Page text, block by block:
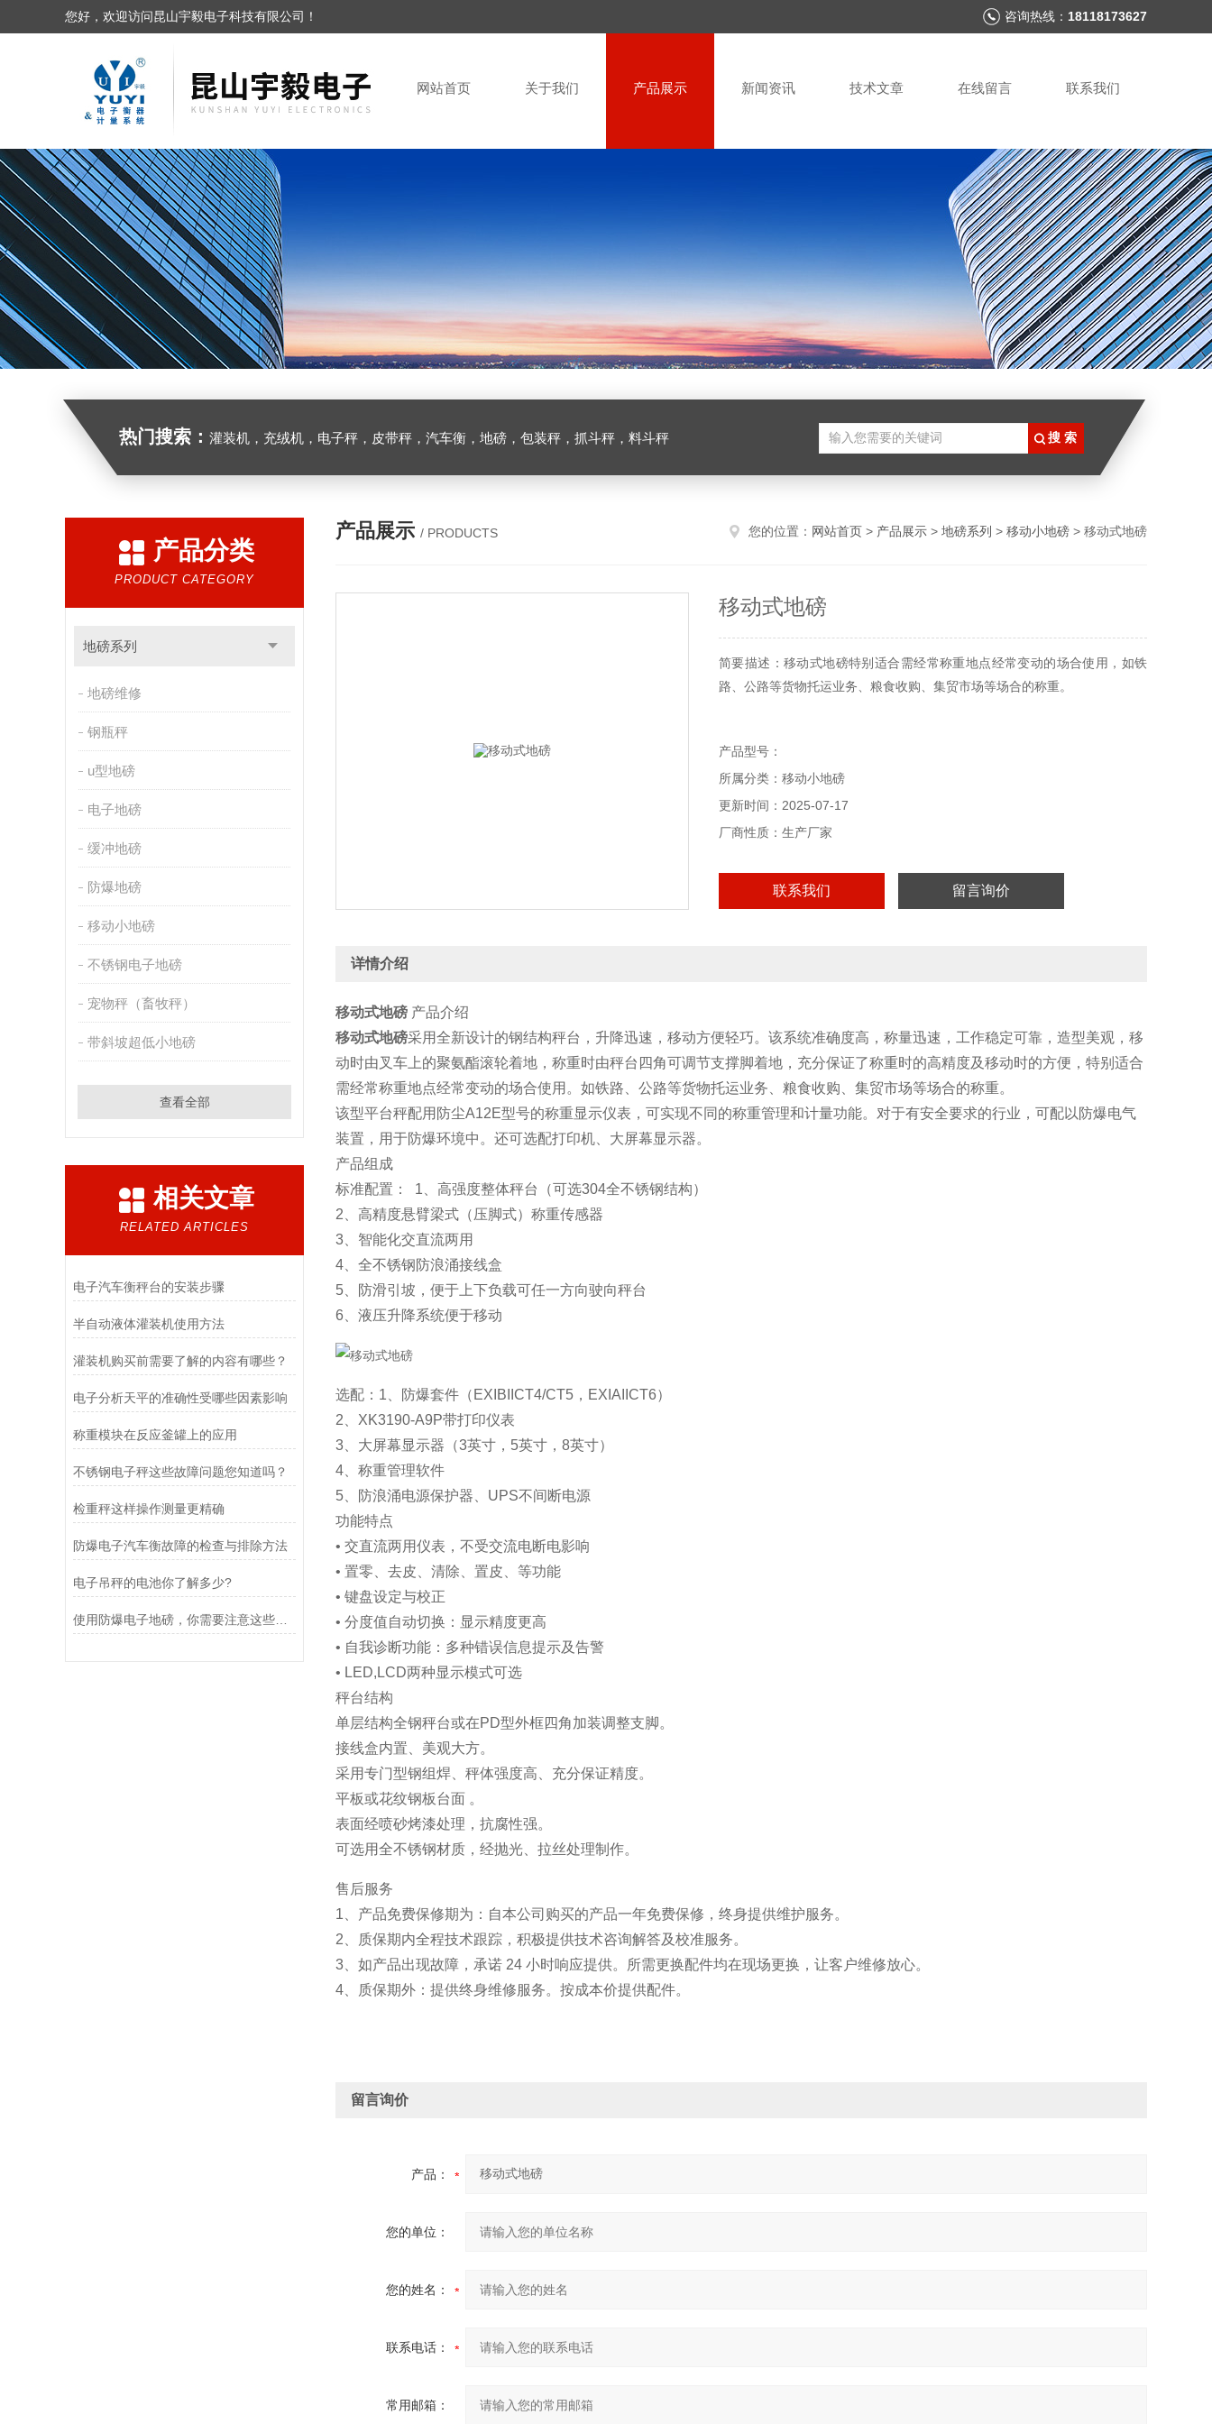
您好，欢迎访问昆山宇毅电子科技有限公司！ 咨询热线： 18118173627
网站首页 关于我们 产品展示 新闻资讯 技术文章 在线留言 联系我们
热门搜索： 灌装机，充绒机，电子秤，皮带秤，汽车衡，地磅，包装秤，抓斗秤，料斗秤
产品分类
PRODUCT CATEGORY
地磅系列
地磅维修
钢瓶秤
u型地磅
电子地磅
缓冲地磅
防爆地磅
移动小地磅
不锈钢电子地磅
宠物秤（畜牧秤）
带斜坡超低小地磅
查看全部
相关文章
RELATED ARTICLES
电子汽车衡秤台的安装步骤
半自动液体灌装机使用方法
灌装机购买前需要了解的内容有哪些？
电子分析天平的准确性受哪些因素影响
称重模块在反应釜罐上的应用
不锈钢电子秤这些故障问题您知道吗？
检重秤这样操作测量更精确
防爆电子汽车衡故障的检查与排除方法
电子吊秤的电池你了解多少?
使用防爆电子地磅，你需要注意这些事项
产品展示 / PRODUCTS 您的位置： 网站首页 > 产品展示 > 地磅系列 > 移动小地磅 > 移动式地磅
移动式地磅
简要描述：移动式地磅特别适合需经常称重地点经常变动的场合使用，如铁
路、公路等货物托运业务、粮食收购、集贸市场等场合的称重。
产品型号：
所属分类：移动小地磅
更新时间：2025-07-17
厂商性质：生产厂家
联系我们 留言询价
详情介绍
移动式地磅 产品介绍
移动式地磅采用全新设计的钢结构秤台，升降迅速，移动方便轻巧。该系统准确度高，称量迅速，工作稳定可靠，造型美观，移
动时由叉车上的聚氨酯滚轮着地，称重时由秤台四角可调节支撑脚着地，充分保证了称重时的高精度及移动时的方便，特别适合
需经常称重地点经常变动的场合使用。如铁路、公路等货物托运业务、粮食收购、集贸市场等场合的称重。
该型平台秤配用防尘A12E型号的称重显示仪表，可实现不同的称重管理和计量功能。对于有安全要求的行业，可配以防爆电气
装置，用于防爆环境中。还可选配打印机、大屏幕显示器。
产品组成
标准配置： 1、高强度整体秤台（可选304全不锈钢结构）
2、高精度悬臂梁式（压脚式）称重传感器
3、智能化交直流两用
4、全不锈钢防浪涌接线盒
5、防滑引坡，便于上下负载可任一方向驶向秤台
6、液压升降系统便于移动
选配：1、防爆套件（EXIBIICT4/CT5，EXIAIICT6）
2、XK3190-A9P带打印仪表
3、大屏幕显示器（3英寸，5英寸，8英寸）
4、称重管理软件
5、防浪涌电源保护器、UPS不间断电源
功能特点
• 交直流两用仪表，不受交流电断电影响
• 置零、去皮、清除、置皮、等功能
• 键盘设定与校正
• 分度值自动切换：显示精度更高
• 自我诊断功能：多种错误信息提示及告警
• LED,LCD两种显示模式可选
秤台结构
单层结构全钢秤台或在PD型外框四角加装调整支脚。
接线盒内置、美观大方。
采用专门型钢组焊、秤体强度高、充分保证精度。
平板或花纹钢板台面 。
表面经喷砂烤漆处理，抗腐性强。
可选用全不锈钢材质，经抛光、拉丝处理制作。
售后服务
1、产品免费保修期为：自本公司购买的产品一年免费保修，终身提供维护服务。
2、质保期内全程技术跟踪，积极提供技术咨询解答及校准服务。
3、如产品出现故障，承诺 24 小时响应提供。所需更换配件均在现场更换，让客户维修放心。
4、质保期外：提供终身维修服务。按成本价提供配件。
留言询价
产品：
您的单位：
您的姓名：
联系电话：
常用邮箱：